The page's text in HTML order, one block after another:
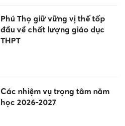
Phú Thọ giữ vững vị thế tốp
đầu về chất lượng giáo dục
THPT
Các nhiệm vụ trọng tâm năm
học 2026-2027